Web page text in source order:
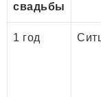
свадьбы
1 год